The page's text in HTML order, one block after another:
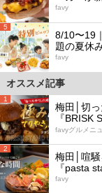
favy
5
8/10〜19
題の夏休
favy
オススメ記事
1
梅田│切
『BRISK
favyグルメニ
2
梅田│喧
『pasta
favy